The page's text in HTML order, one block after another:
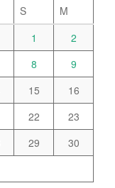
S
M
1
2
8
9
15
16
22
23
29
30